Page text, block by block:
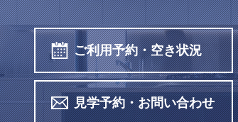
ご利用予約・空き状況
見学予約・お問い合わせ